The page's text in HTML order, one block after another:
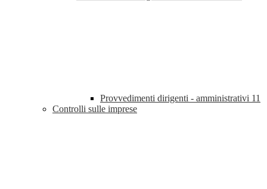
Provvedimenti dirigenti - amministrativi 11
Controlli sulle imprese